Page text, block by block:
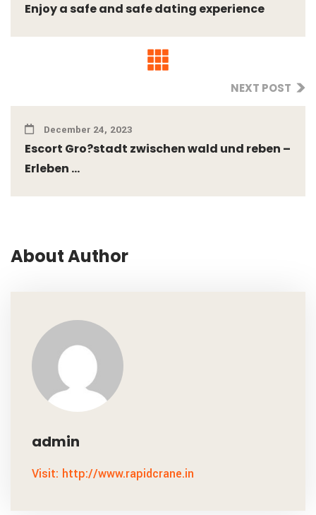
Enjoy a safe and safe dating experience
NEXT POST
December 24, 2023
Escort Gro?stadt zwischen wald und reben –
Erleben ...
About Author
admin
Visit: http://www.rapidcrane.in